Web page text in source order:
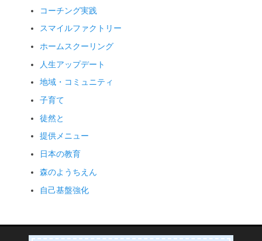
コーチング実践
スマイルファクトリー
ホームスクーリング
人生アップデート
地域・コミュニティ
子育て
徒然と
提供メニュー
日本の教育
森のようちえん
自己基盤強化